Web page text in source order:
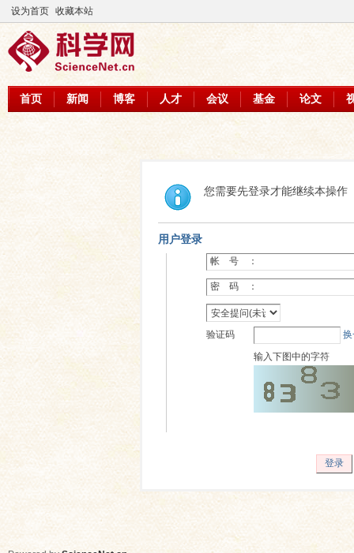
设为首页 收藏本站
首页 新闻 博客 人才 会议 基金 论文
您需要先登录才能继续本操作
用户登录
帐 号 ：
密 码 ：
验证码
输入下图中的字符
登录